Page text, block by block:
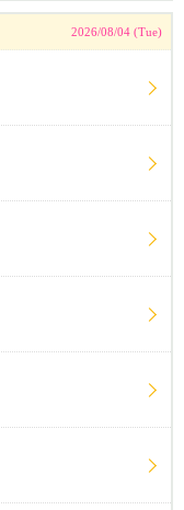
2026/08/04 (Tue)